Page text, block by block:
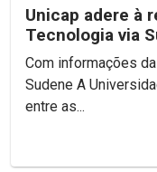
Unicap adere à
Tecnologia via
Com informações
Sudene A Universidade Católica de Pernambuco está
entre as...